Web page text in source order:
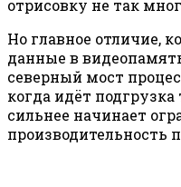
отрисовку не так
Но главное отличие,
данные в
северный мост
когда идёт
сильнее начинает
производительность